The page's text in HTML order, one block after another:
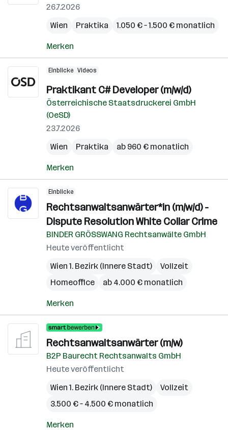
26.7.2026
Wien
Praktika 1.050 € – 1.500 € monatlich
Merken
Einblicke Videos
Praktikant C# Developer (m/w/d)
Österreichische Staatsdruckerei GmbH
(OeSD)
23.7.2026
Wien
Praktika ab 960 € monatlich
Merken
Einblicke
Rechtsanwaltsanwärter*in (m/w/d) -
Dispute Resolution White Collar Crime
BINDER GRÖSSWANG Rechtsanwälte GmbH
Heute veröffentlicht
Wien 1. Bezirk (Innere Stadt)
Vollzeit
Homeoffice
ab 4.000 € monatlich
Merken
Rechtsanwaltsanwärter (m/w)
B2P Baurecht Rechtsanwalts GmbH
Heute veröffentlicht
Wien 1. Bezirk (Innere Stadt)
Vollzeit
3.500 € – 4.500 € monatlich
Merken